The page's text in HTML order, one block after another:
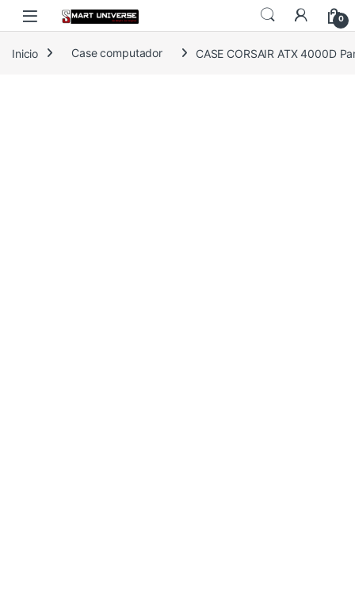
Skip to navigation
Skip to content
0
Inicio Case computador CASE CORSAIR ATX 4000D